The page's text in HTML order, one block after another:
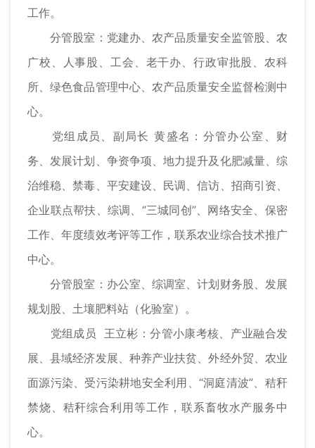
工作。
分管股室：党建办、农产品质量安全监管股、农
广校、人事股、工会、老干办、行政审批股、农科
所、绿色食品管理中心、农产品质量安全监督检测中
心。
党组成员、副局长 黄盛名：分管办公室、财
务、发展计划、争资争项、地力提升及化肥减量、综
治维稳、禁毒、平安建设、民调、信访、招商引资、
企业联点帮扶、综调、“三城同创”、网络安全、保密
工作、年度绩效考评等工作，联系农业综合技术推广
中心。
分管股室：办公室、综调室、计划财务股、发展
规划股、土壤肥料站（化验室）。
党组成员 王立彬：分管小康考核、产业融合发
展、县域经济发展、种养产业扶贫、外经外贸、农业
面源污染、受污染耕地安全利用、“洞庭清波”、秸秆
禁烧、秸秆综合利用等工作，联系畜牧水产服务中
心。